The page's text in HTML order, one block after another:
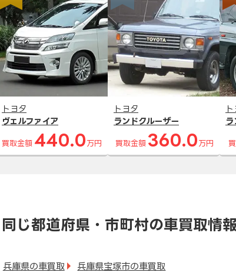
トヨタ
ヴェルファイア
買取金額 440.0 万円
トヨタ
ランドクルーザー
買取金額 360.0 万円
ラ
同じ都道府県・市町村の車買取情
兵庫県の車買取 兵庫県宝塚市の車買取